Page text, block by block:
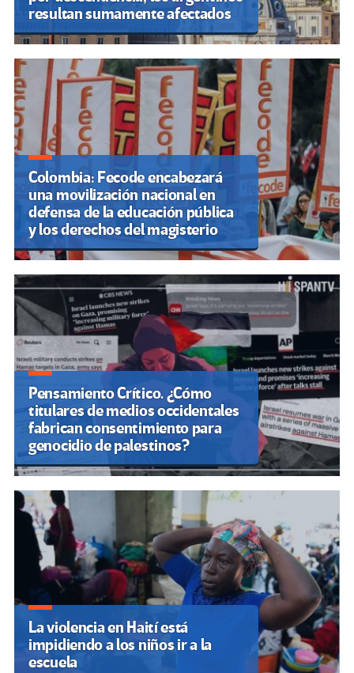
resultan sumamente afectados
Colombia: Fecode encabezará
una movilización nacional en
defensa de la educación pública
y los derechos del magisterio
Pensamiento Crítico. ¿Cómo
titulares de medios occidentales
fabrican consentimiento para
genocidio de palestinos?
La violencia en Haití está
impidiendo a los niños ir a la
escuela